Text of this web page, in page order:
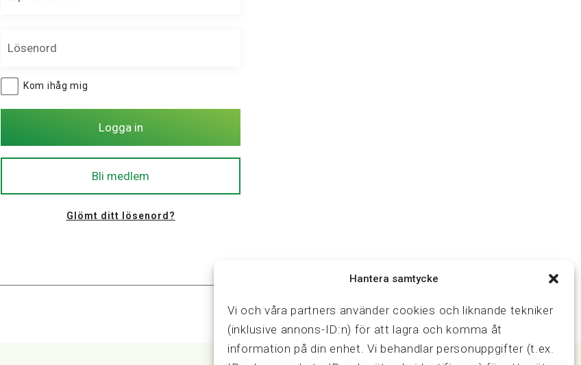
Hantera samtycke
Vi och våra partners använder cookies och liknande tekniker
(inklusive annons-ID:n) för att lagra och komma åt
information på din enhet. Vi behandlar personuppgifter (t.ex.
Kom ihåg mig
Glömt ditt lösenord?